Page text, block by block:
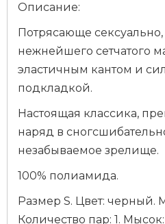
Описание:
Потрясающе
нежнейшего сетчатого
эластичным кантом и
подкладкой.
Настоящая классика,
наряд в
незабываемое зрелище.
100% полиамида.
Размер S. Цвет: черный.
Количество пар: 1.